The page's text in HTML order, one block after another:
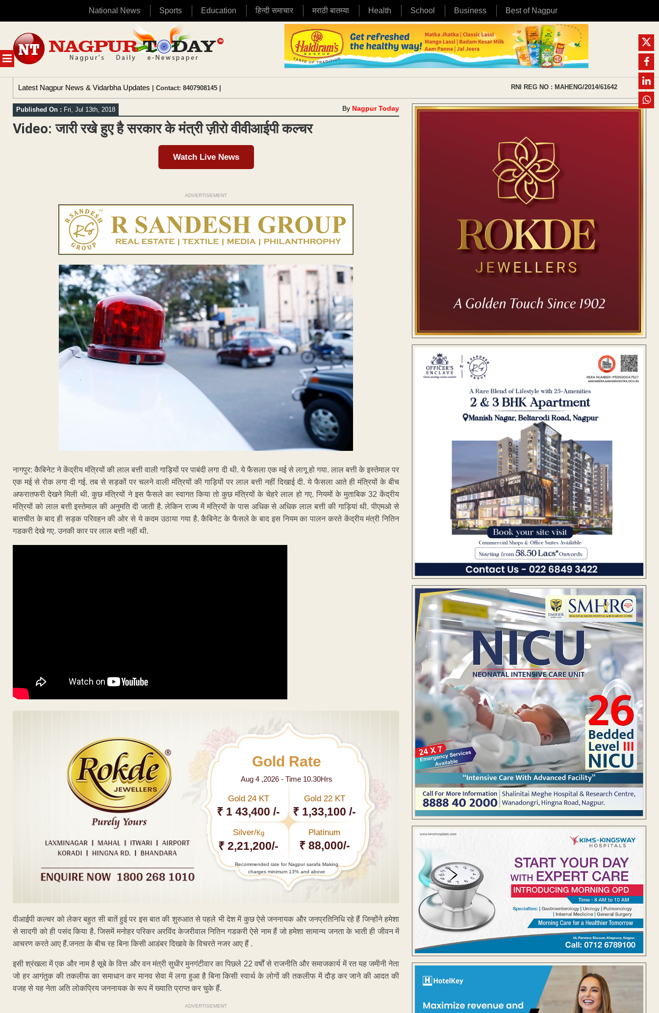
National News Sports Education हिन्दी समाचार मराठी बातम्या Health School Business Best of Nagpur
MENU
content
Latest Nagpur News & Vidarbha Updates | Contact: 8407908145 | RNI REG NO : MAHENG/2014/61642
Published On : Fri, Jul 13th, 2018 By Nagpur Today
Video: जारी रखे हुए है सरकार के मंत्री ज़ीरो वीवीआईपी कल्चर
Watch Live News
ADVERTISEMENT
नागपुर: कैबिनेट ने केंद्रीय मंत्रियों की लाल बत्ती वाली गाड़ियों पर पाबंदी लगा दी थी. ये फैसला एक मई से लागू हो गया. लाल बत्ती के इस्तेमाल पर
एक मई से रोक लगा दी गई. तब से सड़कों पर चलने वाली मंत्रियों की गाड़ियों पर लाल बत्ती नहीं दिखाई दी. ये फैसला आते ही मंत्रियों के बीच
अफरातफरी देखने मिली थी. कुछ मंत्रियों ने इस फैसले का स्वागत किया तो कुछ मंत्रियों के चेहरे लाल हो गए. नियमों के मुताबिक 32 केंद्रीय
मंत्रियों को लाल बत्ती इस्तेमाल की अनुमति दी जाती है. लेकिन राज्य में मंत्रियों के पास अधिक से अधिक लाल बत्ती की गाड़ियां थी. पीएमओ से
बातचीत के बाद ही सड़क परिवहन की ओर से ये कदम उठाया गया है. कैबिनेट के फैसले के बाद इस नियम का पालन करते केंद्रीय मंत्री नितिन
गडकरी देखे गए. उनकी कार पर लाल बत्ती नहीं थी.
Gold Rate
Aug 4 ,2026 - Time 10.30Hrs
Gold 24 KT
₹ 1 43,400 /-
Gold 22 KT
₹ 1,33,100 /-
Silver/Kg
₹ 2,21,200/-
Platinum
₹ 88,000/-
Recommended rate for Nagpur sarafa Making
charges minimum 13% and above
वीआईपी कल्चर को लेकर बहुत सी बातें हुई पर इस बात की शुरुआत से पहले भी देश में कुछ ऐसे जननायक और जनप्रतिनिधि रहे हैं जिन्होंने हमेशा
से सादगी को ही पसंद किया है. जिसमें मनोहर परिकर अरविंद केजरीवाल नितिन गडकरी ऐसे नाम हैं जो हमेशा सामान्य जनता के भाती ही जीवन में
आचरण करते आए हैं.जनता के बीच रह बिना किसी आडंबर दिखावे के विचरते नजर आए हैं .
इसी श्रंखला में एक और नाम है सूबे के वित्त और वन मंत्री सुधीर मुनगंटीवार का पिछले 22 वर्षों से राजनीति और समाजकार्य में रत यह जमीनी नेता
जो हर आगंतुक की तकलीफ का समाधान कर मानव सेवा में लगा हुआ है बिना किसी स्वार्थ के लोगों की तकलीफ में दौड़ कर जाने की आदत की
वजह से यह नेता अति लोकप्रिय जननायक के रूप में ख्याति प्राप्त कर चुके हैं.
ADVERTISEMENT